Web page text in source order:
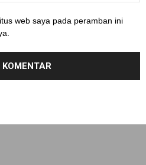
web saya pada peramban ini